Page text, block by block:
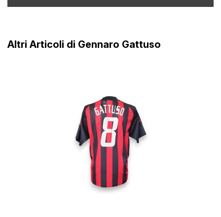
Altri Articoli di Gennaro Gattuso